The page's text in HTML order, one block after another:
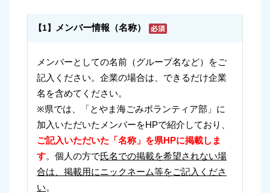
【1】 メンバー情報（名称）
メンバーとしての名前（グループ名など）をご
記入ください。企業の場合は、できるだけ企業
名を含めてください。
※県では、「とやま海ごみボランティア部」に
加入いただいたメンバーをHPで紹介しており、
ご記入いただいた「名称」を県HPに掲載しま
す。個人の方で氏名での掲載を希望されない場
合は、掲載用にニックネーム等をご記入くださ
い。